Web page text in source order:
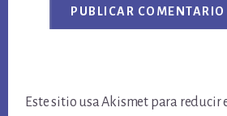
Este sitio usa Akismet para reducir